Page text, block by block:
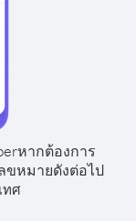
หากต้องการ
ขหมายดังต่อไป
ทศ